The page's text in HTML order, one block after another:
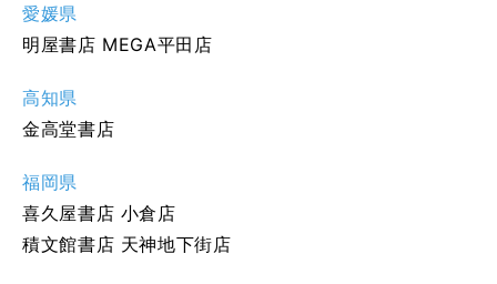
愛媛県
明屋書店 MEGA平田店
高知県
金高堂書店
福岡県
喜久屋書店 小倉店
積文館書店 天神地下街店